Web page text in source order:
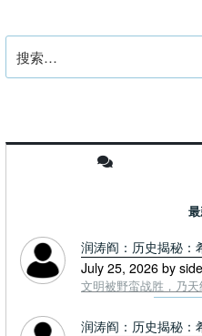
索：
润涛阎：历史揭秘：
July 25, 2026 by
文明被野蛮战胜，乃
润涛阎：历史揭秘：